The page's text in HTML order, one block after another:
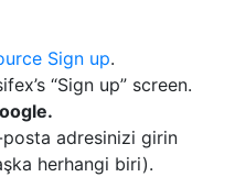
Sign up.
“Sign up” screen.
posta adresinizi girin
herhangi biri).